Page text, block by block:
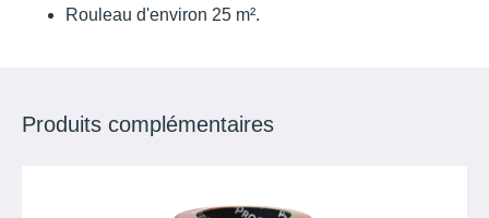
Rouleau d'environ 25 m².
Produits complémentaires